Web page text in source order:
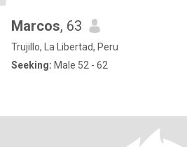
Marcos, 63
Trujillo, La Libertad, Peru
Seeking: Male 52 - 62